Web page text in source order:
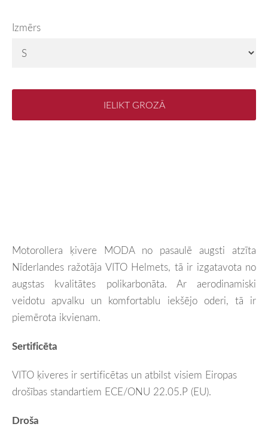
Izmērs
IELIKT GROZĀ
Motorollera ķivere MODA no pasaulē augsti atzīta
Nīderlandes ražotāja VITO Helmets, tā ir izgatavota no
augstas kvalitātes polikarbonāta. Ar aerodinamiski
veidotu apvalku un komfortablu iekšējo oderi, tā ir
piemērota ikvienam.
Sertificēta
VITO ķiveres ir sertificētas un atbilst visiem Eiropas
drošības standartiem ECE/ONU 22.05.P (EU).
Droša